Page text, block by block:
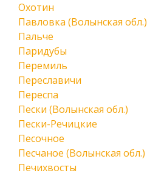
Охотин
Павловка (Волынская обл.)
Пальче
Паридубы
Перемиль
Переславичи
Переспа
Пески (Волынская обл.)
Пески-Речицкие
Песочное
Песчаное (Волынская обл.)
Печихвосты